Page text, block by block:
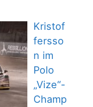
Kristof
fersso
n im
Polo
„Vize“-
Champ